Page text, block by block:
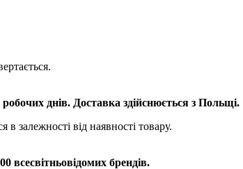
днів. Доставка здійснюється з Польщі.
в залежності від наявності товару.
всесвітньовідомих брендів.